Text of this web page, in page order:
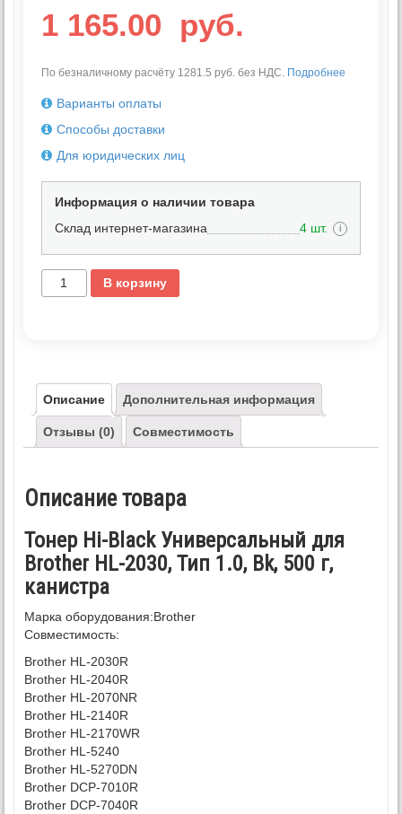
1 165.00 руб.
По безналичному расчёту 1281.5 руб. без НДС. Подробнее
Варианты оплаты
Способы доставки
Для юридических лиц
Информация о наличии товара
Склад интернет-магазина
4 шт. i
В корзину
Описание Дополнительная информация
Отзывы (0) Совместимость
Описание товара
Тонер Hi-Black Универсальный для
Brother HL-2030, Тип 1.0, Bk, 500 г,
канистра
Марка оборудования:Brother
Совместимость:
Brother HL-2030R
Brother HL-2040R
Brother HL-2070NR
Brother HL-2140R
Brother HL-2170WR
Brother HL-5240
Brother HL-5270DN
Brother DCP-7010R
Brother DCP-7040R